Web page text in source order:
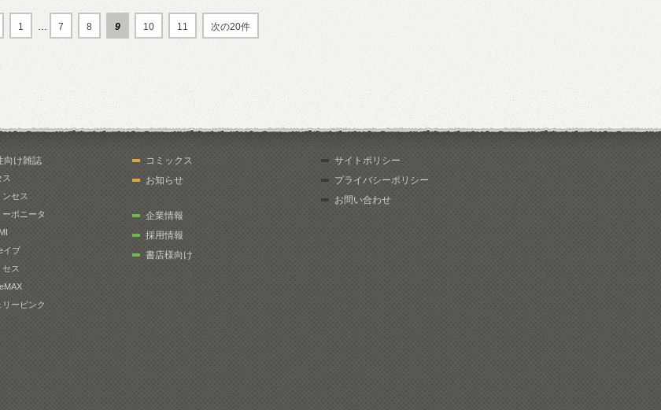
1 … 7 8 9 10 11 次の20件
向け雑誌
ンセス
ーボニータ
イブ
セス
ーピンク
コミックス
お知らせ
企業情報
採用情報
書店様向け
サイトポリシー
プライバシーポリシー
お問い合わせ